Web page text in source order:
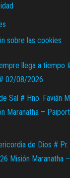
sobre las cookies
llega a tiempo
02/08/2026
Sal # Hno. Favián
Maranatha –
de Dios # Pr.
Misión Maranatha